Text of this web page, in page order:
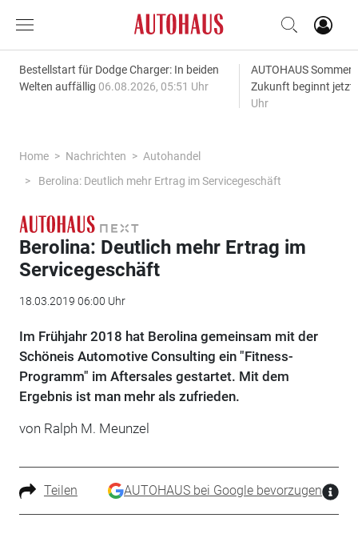
Bestellstart für Dodge Charger: In beiden
Welten auffällig 06.08.2026, 05:51 Uhr
AUTOHAUS
Zukunft beginnt jetzt
Uhr
Home Nachrichten
Autohandel
Berolina: Deutlich mehr Ertrag im Servicegeschäft
Berolina: Deutlich mehr Ertrag im
Servicegeschäft
18.03.2019 06:00 Uhr
Im Frühjahr 2018 hat Berolina gemeinsam mit der
Schöneis Automotive Consulting ein "Fitness-
Programm" im Aftersales gestartet. Mit dem
Ergebnis ist man mehr als zufrieden.
von Ralph M. Meunzel
Teilen AUTOHAUS bei Google bevorzugen